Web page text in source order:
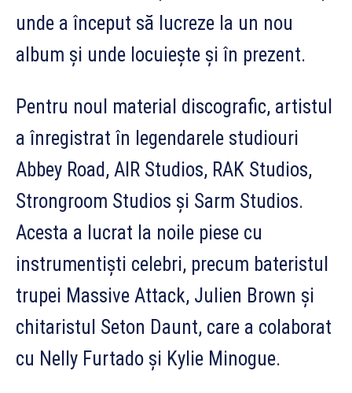
unde a început să lucreze la un nou
album și unde locuiește și în prezent.
Pentru noul material discografic, artistul
a înregistrat în legendarele studiouri
Abbey Road, AIR Studios, RAK Studios,
Strongroom Studios și Sarm Studios.
Acesta a lucrat la noile piese cu
instrumentiști celebri, precum bateristul
trupei Massive Attack, Julien Brown și
chitaristul Seton Daunt, care a colaborat
cu Nelly Furtado și Kylie Minogue.